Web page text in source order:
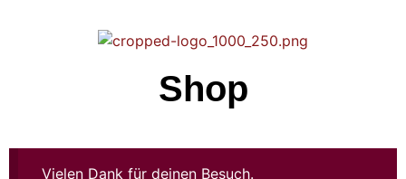
Shop
Vielen Dank für deinen Besuch.